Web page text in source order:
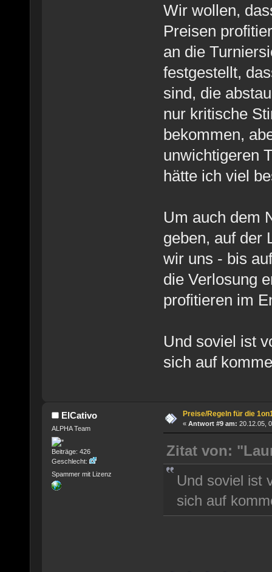
Wir wollen,
Preisen
an die
festgestellt,
sind, die
nur kritische
bekommen,
unwichtigeren
hätte ich viel
Um auch dem
geben, auf der
wir uns - bis
die Verlosung
profitieren im
Und soviel ist
sich auf
ElCativo
ALPHA Team
Beiträge: 426
Geschlecht:
Spammer mit Lizenz
Preise/Regeln für die
« Antwort #9 am: 20.12.05,
Zitat von:
Und soviel ist
sich auf